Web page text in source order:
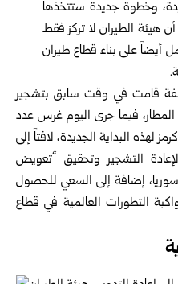
وخطوة جديدة ستتخذها
هيئة الطيران لا تركز فقط
أيضاً على بناء قطاع طيران
قامت في وقت سابق بتشجير
فيما جرى اليوم غرس عدد
لهذه البداية الجديدة، لافتاً إلى
التشجير وتحقيق “تعويض
إضافة إلى السعي للحصول
التطورات العالمية في قطاع